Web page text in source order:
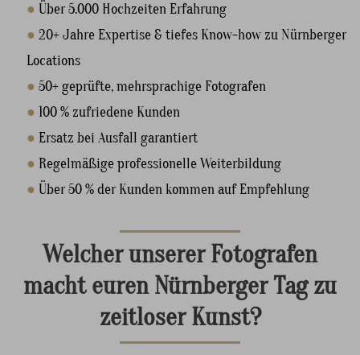
● Über 5.000 Hochzeiten Erfahrung
● 20+ Jahre Expertise & tiefes Know-how zu Nürnberger
Locations
● 50+ geprüfte, mehrsprachige Fotografen
● 100 % zufriedene Kunden
● Ersatz bei Ausfall garantiert
● Regelmäßige professionelle Weiterbildung
● Über 50 % der Kunden kommen auf Empfehlung
Welcher unserer Fotografen
macht euren Nürnberger Tag zu
zeitloser Kunst?